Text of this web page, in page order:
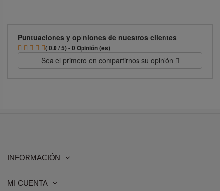
Puntuaciones y opiniones de nuestros clientes
( 0.0 / 5) - 0 Opinión (es)
Sea el primero en compartirnos su opinión
INFORMACIÓN
MI CUENTA